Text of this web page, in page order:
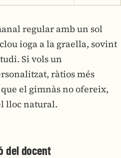
regular amb un sol
ioga a la graella, sovint
Si vols un
ràtios més
el gimnàs no ofereix,
lloc natural.
del docent